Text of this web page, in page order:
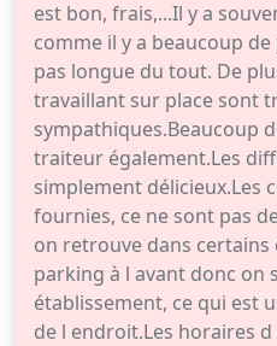
est bon, frais,...Il y a
comme il y a beaucoup
pas longue du tout. De
travaillant sur place sont
sympathiques.Beaucoup
traiteur également.Les
simplement délicieux.Les
fournies, ce ne sont pas
on retrouve dans certains
parking à l avant donc on
établissement, ce qui est
de l endroit.Les horaires